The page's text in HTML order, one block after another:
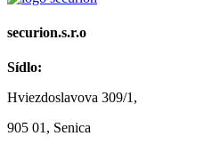
securion.s.r.o
Sídlo:
Hviezdoslavova 309/1,
905 01, Senica